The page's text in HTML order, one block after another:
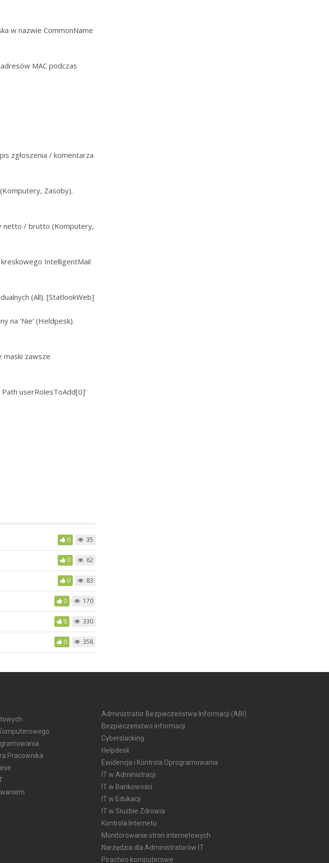
w nazwie CommonName
MAC podczas
zgłoszenia / komentarza
Zasoby).
netto / brutto (Komputery,
IntelligentMail
(All). [StatlookWeb]
na 'Nie’ (Heldpesk).
maski zawsze
userRolesToAdd[0]’
0 35
0 62
0 83
0 170
0 330
0 358
Pracownika
Administrator Bezpieczeństwa Informacji (ABI)
Bezpieczeństwo informacji
Cyberslacking
Helpdesk
Ewidencja i Kontrola Oprogramowania
IT w Administracji
IT w Bankowości
IT w Edukacji
IT w Służbie Zdrowia
Kontrola Internetu
Monitorowanie stron internetowych
Narzędzia dla Administratorów IT
Piractwo komputerowe